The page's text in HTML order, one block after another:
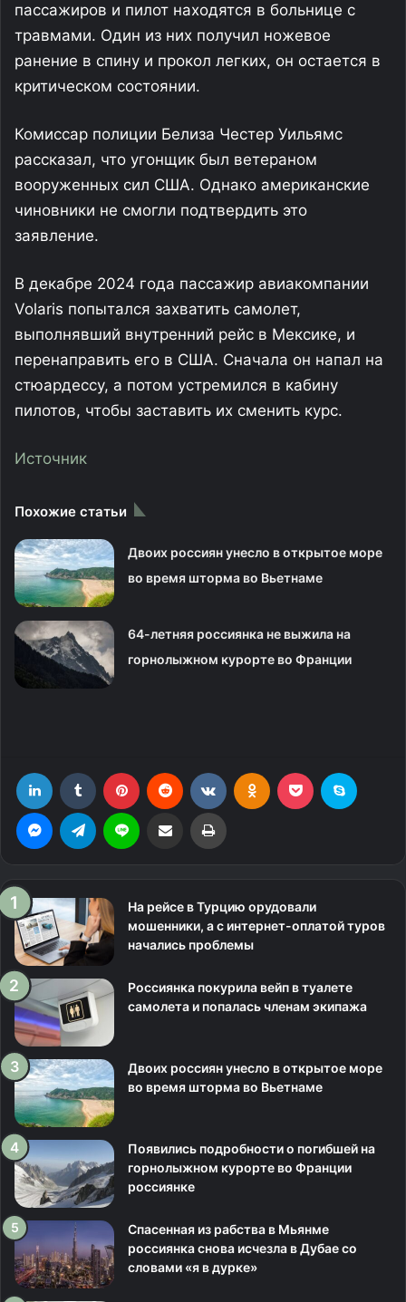
пассажиров и пилот находятся в больнице с
травмами. Один из них получил ножевое
ранение в спину и прокол легких, он остается в
критическом состоянии.
Комиссар полиции Белиза Честер Уильямс
рассказал, что угонщик был ветераном
вооруженных сил США. Однако американские
чиновники не смогли подтвердить это
заявление.
В декабре 2024 года пассажир авиакомпании
Volaris попытался захватить самолет,
выполнявший внутренний рейс в Мексике, и
перенаправить его в США. Сначала он напал на
стюардессу, а потом устремился в кабину
пилотов, чтобы заставить их сменить курс.
Источник
Похожие статьи
Двоих россиян унесло в открытое море
во время шторма во Вьетнаме
64-летняя россиянка не выжила на
горнолыжном курорте во Франции
На рейсе в Турцию орудовали
мошенники, а с интернет-оплатой туров
начались проблемы
Россиянка покурила вейп в туалете
самолета и попалась членам экипажа
Двоих россиян унесло в открытое море
во время шторма во Вьетнаме
Появились подробности о погибшей на
горнолыжном курорте во Франции
россиянке
Спасенная из рабства в Мьянме
россиянка снова исчезла в Дубае со
словами «я в дурке»